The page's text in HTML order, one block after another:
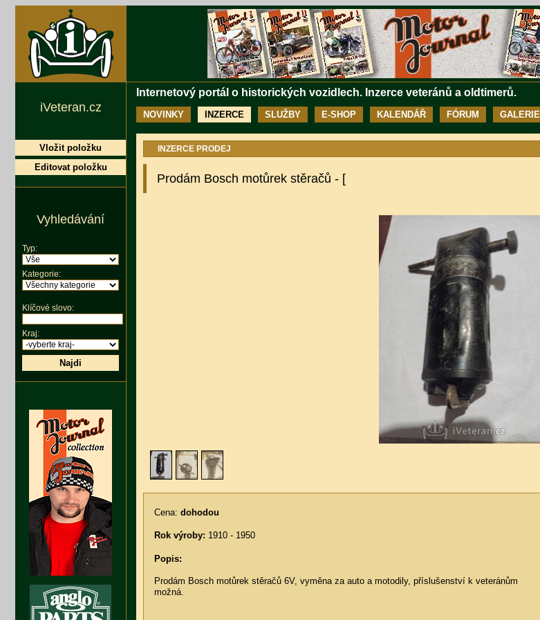
Internetový portál o historických vozidlech. Inzerce veteránů a oldtimerů.
NOVINKY INZERCE SLUŽBY E-SHOP KALENDÁŘ FÓRUM GALERIE
INZERCE PRODEJ
Prodám Bosch motůrek stěračů - [
Cena: dohodou
Rok výroby: 1910 - 1950
Popis:
Prodám Bosch motůrek stěračů 6V, vyměna za auto a motodily, příslušenství k veteránům
možná.
iVeteran.cz
Vložit položku
Editovat položku
Vyhledávání
Typ:
Kategorie:
Klíčové slovo:
Kraj:
Najdi